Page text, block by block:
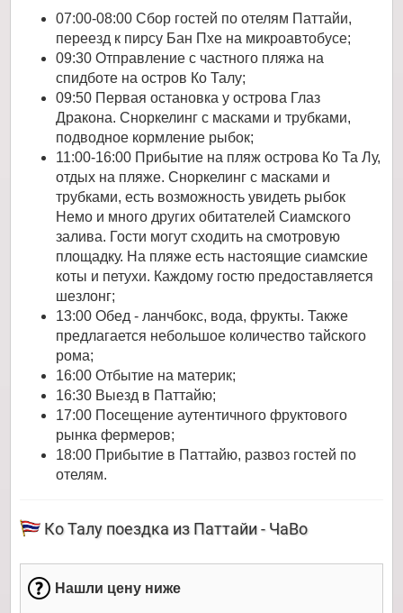
07:00-08:00 Сбор гостей по отелям Паттайи,
переезд к пирсу Бан Пхе на микроавтобусе;
09:30 Отправление с частного пляжа на
спидботе на остров Ко Талу;
09:50 Первая остановка у острова Глаз
Дракона. Сноркелинг с масками и трубками,
подводное кормление рыбок;
11:00-16:00 Прибытие на пляж острова Ко Та Лу,
отдых на пляже. Сноркелинг с масками и
трубками, есть возможность увидеть рыбок
Немо и много других обитателей Сиамского
залива. Гости могут сходить на смотровую
площадку. На пляже есть настоящие сиамские
коты и петухи. Каждому гостю предоставляется
шезлонг;
13:00 Обед - ланчбокс, вода, фрукты. Также
предлагается небольшое количество тайского
рома;
16:00 Отбытие на материк;
16:30 Выезд в Паттайю;
17:00 Посещение аутентичного фруктового
рынка фермеров;
18:00 Прибытие в Паттайю, развоз гостей по
отелям.
Ко Талу поездка из Паттайи - ЧаВо
Нашли цену ниже